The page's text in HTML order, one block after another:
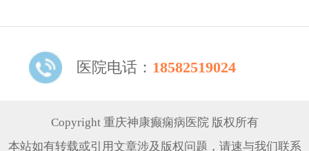
线！
医院电话： 18582519024
Copyright 重庆神康癫痫病医院 版权所有
本站如有转载或引用文章涉及版权问题，请速与我们联系